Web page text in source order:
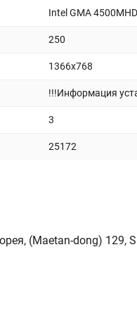
Intel GMA 4500MHD
250
1366x768
!!!Информация
3
25172
(Maetan-dong) 129,